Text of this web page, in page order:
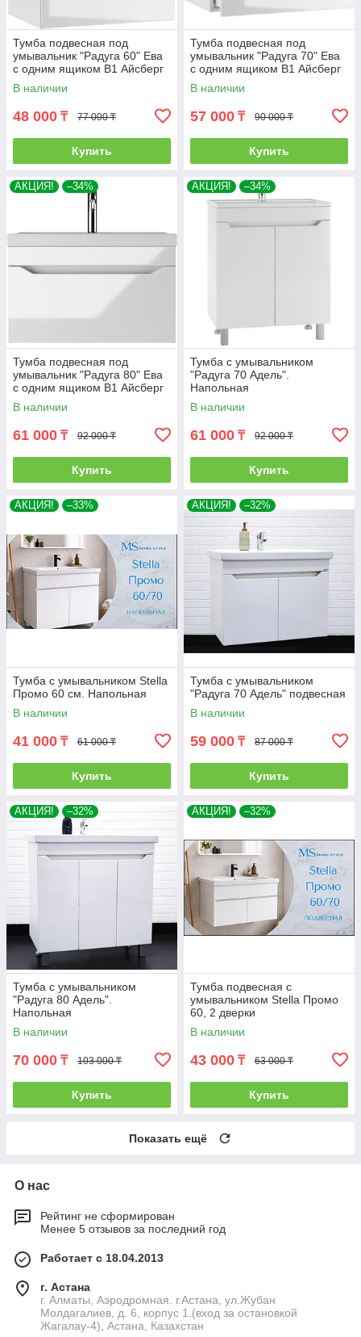
Тумба подвесная под
умывальник "Радуга 60" Ева
с одним ящиком В1 Айсберг
В наличии
48 000 ₸ 77 000 ₸
Купить
Тумба подвесная под
умывальник "Радуга 70" Ева
с одним ящиком В1 Айсберг
В наличии
57 000 ₸ 90 000 ₸
Купить
АКЦИЯ! –34%
Тумба подвесная под
умывальник "Радуга 80" Ева
с одним ящиком В1 Айсберг
В наличии
61 000 ₸ 92 000 ₸
Купить
АКЦИЯ! –34%
Тумба с умывальником
"Радуга 70 Адель".
Напольная
В наличии
61 000 ₸ 92 000 ₸
Купить
АКЦИЯ! –33%
Тумба с умывальником Stella
Промо 60 см. Напольная
В наличии
41 000 ₸ 61 000 ₸
Купить
АКЦИЯ! –32%
Тумба с умывальником
"Радуга 70 Адель" подвесная
В наличии
59 000 ₸ 87 000 ₸
Купить
АКЦИЯ! –32%
Тумба с умывальником
"Радуга 80 Адель".
Напольная
В наличии
70 000 ₸ 103 000 ₸
Купить
АКЦИЯ! –32%
Тумба подвесная с
умывальником Stella Промо
60, 2 дверки
В наличии
43 000 ₸ 63 000 ₸
Купить
Показать ещё
О нас
Рейтинг не сформирован
Менее 5 отзывов за последний год
Работает с 18.04.2013
г. Астана
г. Алматы, Аэродромная. г.Астана, ул.Жубан
Молдагалиев, д. 6, корпус 1.(вход за остановкой
Жагалау-4), Астана, Казахстан